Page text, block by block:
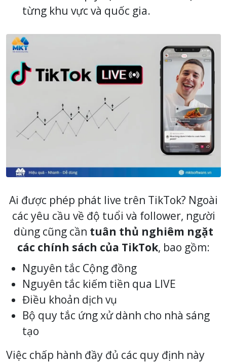
từng khu vực và quốc gia.
Ai được phép phát live trên TikTok? Ngoài
các yêu cầu về độ tuổi và follower, người
dùng cũng cần tuân thủ nghiêm ngặt
các chính sách của TikTok, bao gồm:
Nguyên tắc Cộng đồng
Nguyên tắc kiếm tiền qua LIVE
Điều khoản dịch vụ
Bộ quy tắc ứng xử dành cho nhà sáng
tạo
Việc chấp hành đầy đủ các quy định này